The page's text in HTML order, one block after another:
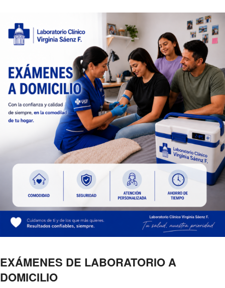
EXÁMENES DE LABORATORIO A
DOMICILIO